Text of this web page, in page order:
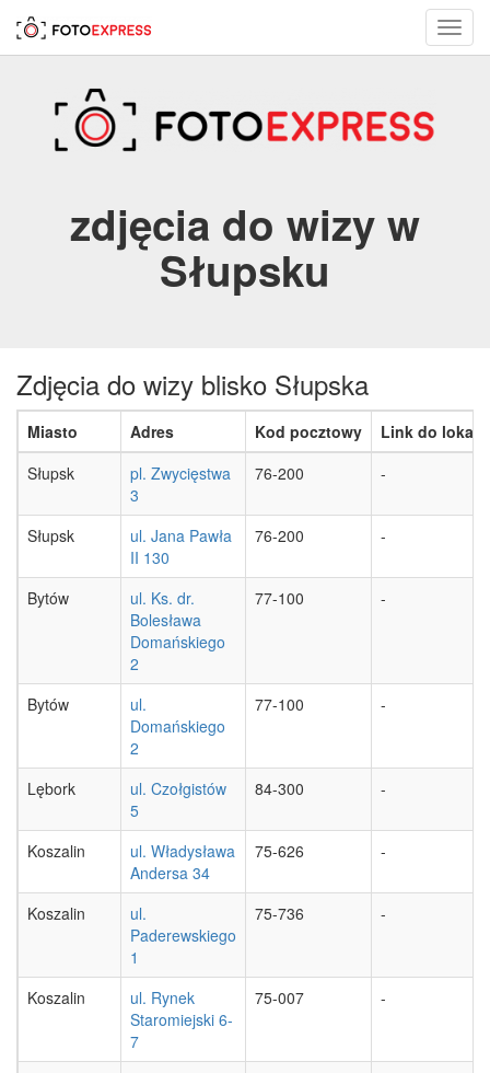
zdjęcia do wizy w
Słupsku
Zdjęcia do wizy blisko Słupska
Miasto Adres Kod pocztowy
Link do
Słupsk
pl. Zwycięstwa
3
76-200 -
Słupsk
ul. Jana Pawła
II 130
76-200 -
Bytów
ul. Ks. dr.
Bolesława
Domańskiego
2
77-100 -
Bytów
ul.
Domańskiego
2
77-100 -
Lębork
ul. Czołgistów
5
84-300 -
Koszalin
ul. Władysława
Andersa 34
75-626 -
Koszalin
ul.
Paderewskiego
1
75-736 -
Koszalin
ul. Rynek
Staromiejski 6-
7
75-007 -